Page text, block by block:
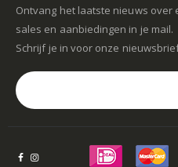
Ontvang het laatste nieuws over
sales en aanbiedingen in je mail.
Schrijf je in voor onze